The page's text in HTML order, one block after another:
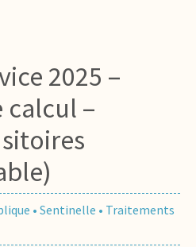
2025 –
calcul –
• Sentinelle • Traitements